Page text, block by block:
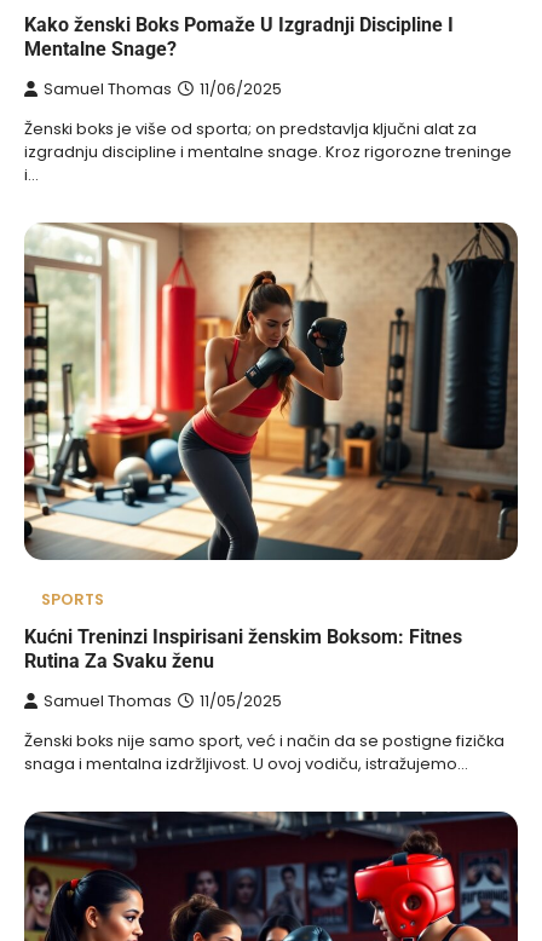
Kako ženski Boks Pomaže U Izgradnji Discipline I
Mentalne Snage?
Samuel Thomas 11/06/2025
Ženski boks je više od sporta; on predstavlja ključni alat za
izgradnju discipline i mentalne snage. Kroz rigorozne treninge
i…
SPORTS
Kućni Treninzi Inspirisani ženskim Boksom: Fitnes
Rutina Za Svaku ženu
Samuel Thomas 11/05/2025
Ženski boks nije samo sport, već i način da se postigne fizička
snaga i mentalna izdržljivost. U ovoj vodiču, istražujemo…